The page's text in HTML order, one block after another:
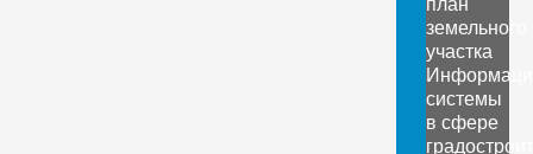
земельного
участка
системы
в сфере